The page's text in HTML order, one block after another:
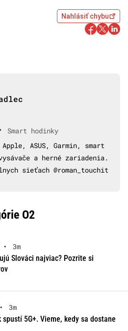
Nahlásiť chybu
•
Smart hodinky
ASUS, Garmin, smart
a herné zariadenia.
sieťach @roman_touchit
O2
•
3m
Slováci najviac? Pozrite si
•
3m
5G+. Vieme, kedy sa dostane